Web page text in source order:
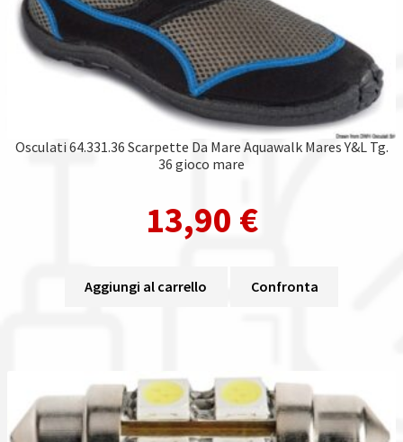
Osculati 64.331.36 Scarpette Da Mare Aquawalk Mares Y&L Tg.
36 gioco mare
13,90 €
Aggiungi al carrello Confronta